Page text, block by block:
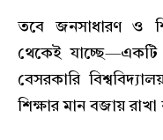
তবে জনসাধারণ ও
থেকেই যাচ্ছে—একটি
বেসরকারি
শিক্ষার মান বজায়